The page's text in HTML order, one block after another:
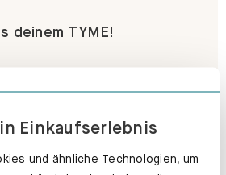
Einkaufserlebnis
und ähnliche Technologien, um
deinem TYME!